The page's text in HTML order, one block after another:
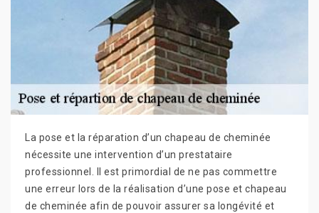
La pose et la réparation d’un chapeau de cheminée
nécessite une intervention d’un prestataire
professionnel. Il est primordial de ne pas commettre
une erreur lors de la réalisation d’une pose et chapeau
de cheminée afin de pouvoir assurer sa longévité et